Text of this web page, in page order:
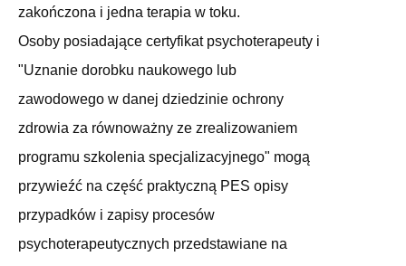
zakończona i jedna terapia w toku.
Osoby posiadające certyfikat psychoterapeuty i
"Uznanie dorobku naukowego lub
zawodowego w danej dziedzinie ochrony
zdrowia za równoważny ze zrealizowaniem
programu szkolenia specjalizacyjnego" mogą
przywieźć na część praktyczną PES opisy
przypadków i zapisy procesów
psychoterapeutycznych przedstawiane na